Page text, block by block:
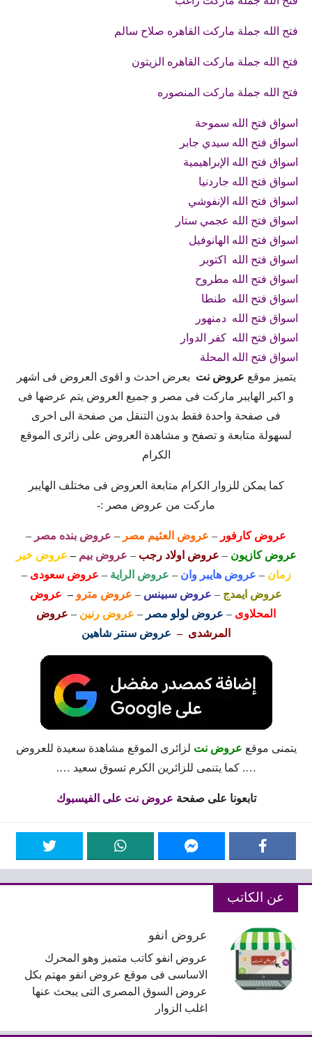
فتح الله جملة ماركت القاهره صلاح سالم
فتح الله جملة ماركت القاهره الزيتون
فتح الله جملة ماركت المنصوره
اسواق فتح الله سموحة
اسواق فتح الله سيدي جابر
اسواق فتح الله الإبراهيمية
اسواق فتح الله جاردنيا
اسواق فتح الله الإنفوشي
اسواق فتح الله عجمي ستار
اسواق فتح الله الهانوفيل
اسواق فتح الله اكتوبر
اسواق فتح الله مطروح
اسواق فتح الله طنطا
اسواق فتح الله دمنهور
اسواق فتح الله كفر الدوار
اسواق فتح الله المحلة
يتميز موقع عروض نت بعرض احدث و اقوى العروض فى اشهر
و اكبر الهايبر ماركت فى مصر و جميع العروض يتم عرضها فى
فى صفحة واحدة فقط بدون التنقل من صفحة الى اخرى
لسهولة متابعة و تصفح و مشاهدة العروض على زائرى الموقع
الكرام
كما يمكن للزوار الكرام متابعة العروض فى مختلف الهايبر
ماركت من عروض مصر :-
عروض كارفور – عروض العثيم مصر – عروض بنده مصر –
عروض كازيون– عروض اولاد رجب– عروض بيم – عروض خير
زمان– عروض هايبر وان– عروض الراية– عروض سعودى–
عروض ايمدج – عروض سبينس – عروض مترو – عروض
المحلاوى – عروض لولو مصر – عروض رنين – عروض
المرشدى – عروض سنتر شاهين
يتمنى موقع عروض نت لزائرى الموقع مشاهدة سعيدة للعروض
…. كما يتنمى للزائرين الكرم تسوق سعيد ….
تابعونا على صفحة عروض نت على الفيسبوك
عن الكاتب
عروض انفو
عروض انفو كاتب متميز وهو المحرك
الاساسى فى موقع عروض انفو مهتم بكل
عروض السوق المصرى التى يبحث عنها
اغلب الزوار